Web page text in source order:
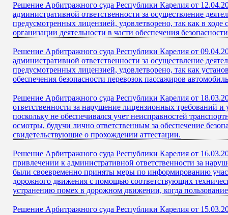
Решение Арбитражного суда Республики Карелия от
административной ответственности за осуществление
предусмотренных лицензией, удовлетворено, так как в
организации деятельности в части обеспечения
Решение Арбитражного суда Республики Карелия от
административной ответственности за осуществление
предусмотренных лицензией, удовлетворено, так как
обеспечения безопасности перевозок пассажиров
Решение Арбитражного суда Республики Карелия от
ответственности за нарушение лицензионных требований
поскольку не обеспечивался учет неисправностей
осмотры, будучи лично ответственным за обеспечение
свидетельствующие о прохождении аттестации.
Решение Арбитражного суда Республики Карелия от
привлечении к административной ответственности за
были своевременно приняты меры по информированию
дорожного движения с помощью соответствующих
устранению помех в дорожном движении, когда
Решение Арбитражного суда Республики Карелия от